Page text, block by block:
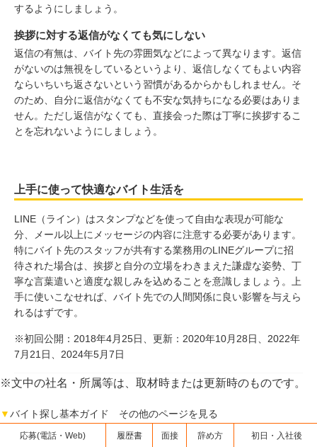
するようにしましょう。
挨拶に対する返信がなくても気にしない
返信の有無は、バイト先の雰囲気などによって異なります。返信
がないのは無視をしているというより、返信しなくてもよい内容
ならいちいち返さないという習慣があるからかもしれません。そ
のため、自分に返信がなくても不安な気持ちになる必要はありま
せん。ただし返信がなくても、直接会った際は丁寧に挨拶するこ
とを忘れないようにしましょう。
上手に使って快適なバイト生活を
LINE（ライン）はスタンプなどを使って自由な表現が可能な
分、メール以上にメッセージの内容に注意する必要があります。
特にバイト先のスタッフが共有する業務用のLINEグループに招
待された場合は、挨拶と自分の立場をわきまえた謙虚な姿勢、丁
寧な言葉遣いと適度な親しみを込めることを意識しましょう。上
手に使いこなせれば、バイト先での人間関係に良い影響を与えら
れるはずです。
※初回公開：2018年4月25日、更新：2020年10月28日、2022年
7月21日、2024年5月7日
※文中の社名・所属等は、取材時または更新時のものです。
▼バイト探し基本ガイド その他のページを見る
応募(電話・Web) 履歴書 面接 辞め方 初日・入社後